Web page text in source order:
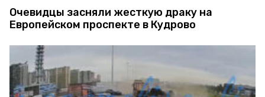
Очевидцы засняли жесткую драку на
Европейском проспекте в Кудрово